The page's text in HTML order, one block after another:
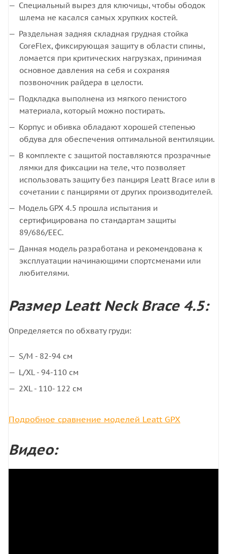
Специальный вырез для ключицы, чтобы ободок
шлема не касался самых хрупких костей.
Раздельная задняя складная грудная стойка
CoreFlex, фиксирующая защиту в области спины,
ломается при критических нагрузках, принимая
основное давления на себя и сохраняя
позвоночник райдера в целости.
Подкладка выполнена из мягкого пенистого
материала, который можно постирать.
Корпус и обивка обладают хорошей степенью
обдува для обеспечения оптимальной вентиляции.
В комплекте с защитой поставляются прозрачные
лямки для фиксации на теле, что позволяет
использовать защиту без панциря Leatt Brace или в
сочетании с панцирями от других производителей.
Модель GPX 4.5 прошла испытания и
сертифицирована по стандартам защиты
89/686/EEC.
Данная модель разработана и рекомендована к
эксплуатации начинающими спортсменами или
любителями.
Размер Leatt Neck Brace 4.5:
Определяется по обхвату груди:
S/M - 82-94 см
L/XL - 94-110 см
2XL - 110- 122 см
Подробное сравнение моделей Leatt GPX
Видео: